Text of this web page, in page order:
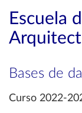
Escuela
Bases de
Curso 2022-